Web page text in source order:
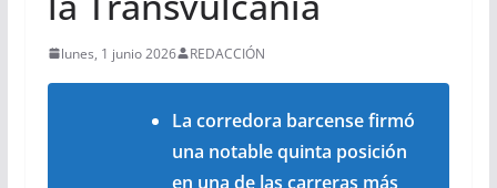
lunes, 1 junio 2026 REDACCIÓN
La corredora barcense firmó
una notable quinta posición
en una de las carreras más